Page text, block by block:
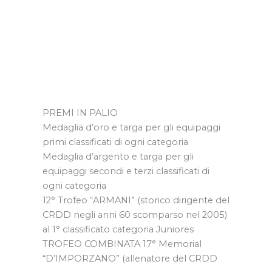
PREMI IN PALIO
Medaglia d’oro e targa per gli equipaggi
primi classificati di ogni categoria
Medaglia d’argento e targa per gli
equipaggi secondi e terzi classificati di
ogni categoria
12° Trofeo “ARMANI” (storico dirigente del
CRDD negli anni 60 scomparso nel 2005)
al 1° classificato categoria Juniores
TROFEO COMBINATA 17° Memorial
“D’IMPORZANO” (allenatore del CRDD